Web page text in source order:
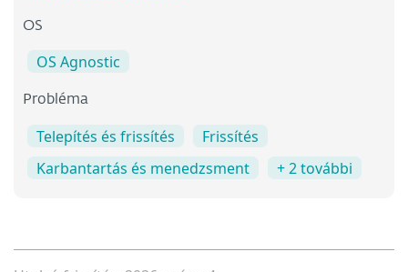
OS
OS Agnostic
Probléma
Telepítés és frissítés
Frissítés
Karbantartás és menedzsment
+ 2 további